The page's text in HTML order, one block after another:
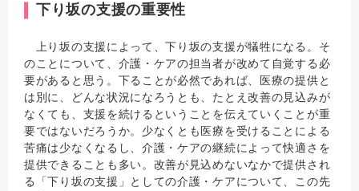
下り坂の支援の重要性
上り坂の支援によって、下り坂の支援が犠牲になる。そ
のことについて、介護・ケアの担当者が改めて自覚する必
要があると思う。下ることが必然であれば、医療の提供と
は別に、どんな状況になろうとも、たとえ改善の見込みが
なくても、支援を続けるということを伝えていくことが重
要ではないだろうか。少なくとも医療を受けることによる
苦痛は少なくなるし、介護・ケアの継続によって快適さを
提供できることも多い。改善が見込めないなかで提供され
る「下り坂の支援」としての介護・ケアについて、この先